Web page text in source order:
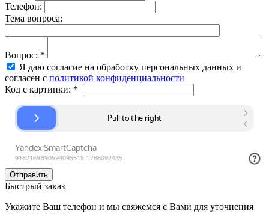
Телефон:
Тема вопроса:
Вопрос: *
Я даю согласие на обработку персональных данных и
согласен с политикой конфиденциальности
Код с картинки: *
Быстрый заказ
Укажите Ваш телефон и мы свяжемся с Вами для уточнения